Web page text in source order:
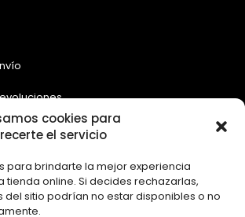
cookies para
el servicio
para brindarte la mejor experiencia
tienda online. Si decides rechazarlas,
del sitio podrían no estar disponibles o no
(EU)